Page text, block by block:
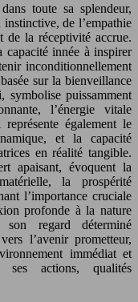
toute sa splendeur,
de l’empathie
de la réceptivité accrue.
capacité innée à inspirer
inconditionnellement
sur la bienveillance
symbolise puissamment
l’énergie vitale
également le
et la capacité
en réalité tangible.
apaisant, évoquent la
la prospérité
l’importance cruciale
profonde à la nature
son regard déterminé
l’avenir prometteur,
immédiat et
ses actions, qualités